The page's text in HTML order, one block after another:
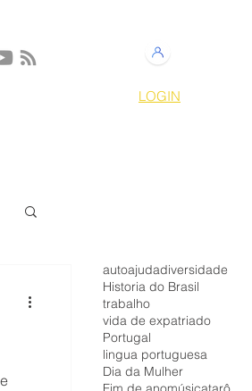
LOGIN
autoajudadiversidade
Historia do Brasil
trabalho
vida de expatriado
Portugal
lingua portuguesa
Dia da Mulher